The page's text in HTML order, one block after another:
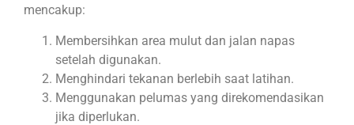
mencakup:
Membersihkan area mulut dan jalan napas
setelah digunakan.
Menghindari tekanan berlebih saat latihan.
Menggunakan pelumas yang direkomendasikan
jika diperlukan.